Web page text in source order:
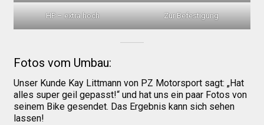
HP – extra hoch Zur Befestigung
Fotos vom Umbau:
Unser Kunde Kay Littmann von PZ Motorsport sagt: „Hat
alles super geil gepasst!“ und hat uns ein paar Fotos von
seinem Bike gesendet. Das Ergebnis kann sich sehen
lassen!